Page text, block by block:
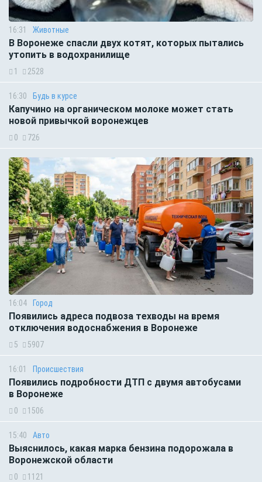
16:31 Животные
В Воронеже спасли двух котят, которых пытались
утопить в водохранилище
1 2528
16:30 Будь в курсе
Капучино на органическом молоке может стать
новой привычкой воронежцев
0 726
16:04 Город
Появились адреса подвоза техводы на время
отключения водоснабжения в Воронеже
5 5907
16:01 Происшествия
Появились подробности ДТП с двумя автобусами
в Воронеже
0 1506
15:40 Авто
Выяснилось, какая марка бензина подорожала в
Воронежской области
0 1121